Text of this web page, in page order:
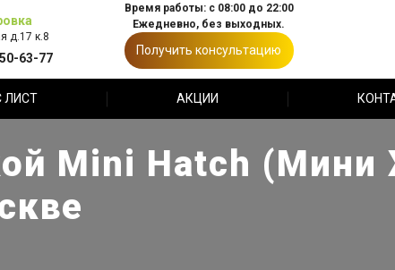
д.17 к.8
63-77
Время работы: с 08:00 до 22:00
Ежедневно, без выходных.
Получить консультацию
ЛИСТ АКЦИИ
Mini Hatch (Мини